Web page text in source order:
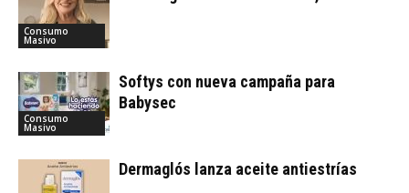
Consumo
Masivo
Consumo
Masivo
Softys con nueva campaña para
Babysec
Dermaglós lanza aceite antiestrías